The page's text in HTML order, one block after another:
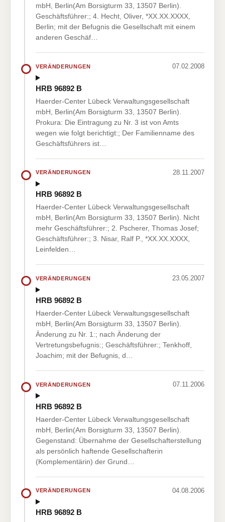
mbH, Berlin(Am Borsigturm 33, 13507 Berlin).
Geschäftsführer:; 4. Hecht, Oliver, *XX.XX.XXXX,
Berlin; mit der Befugnis die Gesellschaft mit einem
anderen Geschäf…
VERÄNDERUNGEN 07.02.2008
HRB 96892 B
Haerder-Center Lübeck Verwaltungsgesellschaft
mbH, Berlin(Am Borsigturm 33, 13507 Berlin).
Prokura: Die Eintragung zu Nr. 3 ist von Amts
wegen wie folgt berichtigt:; Der Familienname des
Geschäftsführers ist…
VERÄNDERUNGEN 28.11.2007
HRB 96892 B
Haerder-Center Lübeck Verwaltungsgesellschaft
mbH, Berlin(Am Borsigturm 33, 13507 Berlin). Nicht
mehr Geschäftsführer:; 2. Pscherer, Thomas Josef;
Geschäftsführer:; 3. Nisar, Ralf P., *XX.XX.XXXX,
Leinfelden…
VERÄNDERUNGEN 23.05.2007
HRB 96892 B
Haerder-Center Lübeck Verwaltungsgesellschaft
mbH, Berlin(Am Borsigturm 33, 13507 Berlin).
Änderung zu Nr. 1:; nach Änderung der
Vertretungsbefugnis:; Geschäftsführer:; Tenkhoff,
Joachim; mit der Befugnis, d…
VERÄNDERUNGEN 07.11.2006
HRB 96892 B
Haerder-Center Lübeck Verwaltungsgesellschaft
mbH, Berlin(Am Borsigturm 33, 13507 Berlin).
Gegenstand: Übernahme der Gesellschafterstellung
als persönlich haftende Gesellschafterin
(Komplementärin) der Grund…
VERÄNDERUNGEN 04.08.2006
HRB 96892 B